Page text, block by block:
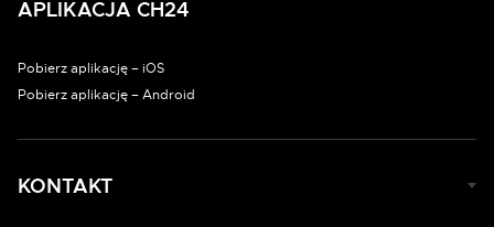
APLIKACJA CH24
Pobierz aplikację – iOS
Pobierz aplikację – Android
KONTAKT